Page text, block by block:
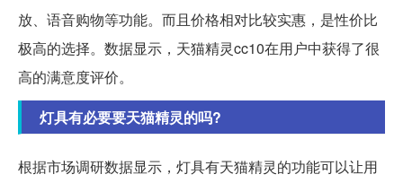
放、语音购物等功能。而且价格相对比较实惠，是性价比
极高的选择。数据显示，天猫精灵cc10在用户中获得了很
高的满意度评价。
灯具有必要要天猫精灵的吗?
根据市场调研数据显示，灯具有天猫精灵的功能可以让用